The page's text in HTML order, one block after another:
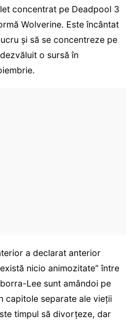
concentrat pe Deadpool 3
Wolverine. Este încântat
și să se concentreze pe
o sursă în
a declarat anterior
nicio animozitate” între
Lee sunt amândoi pe
capitole separate ale vieții
timpul să divorțeze, dar